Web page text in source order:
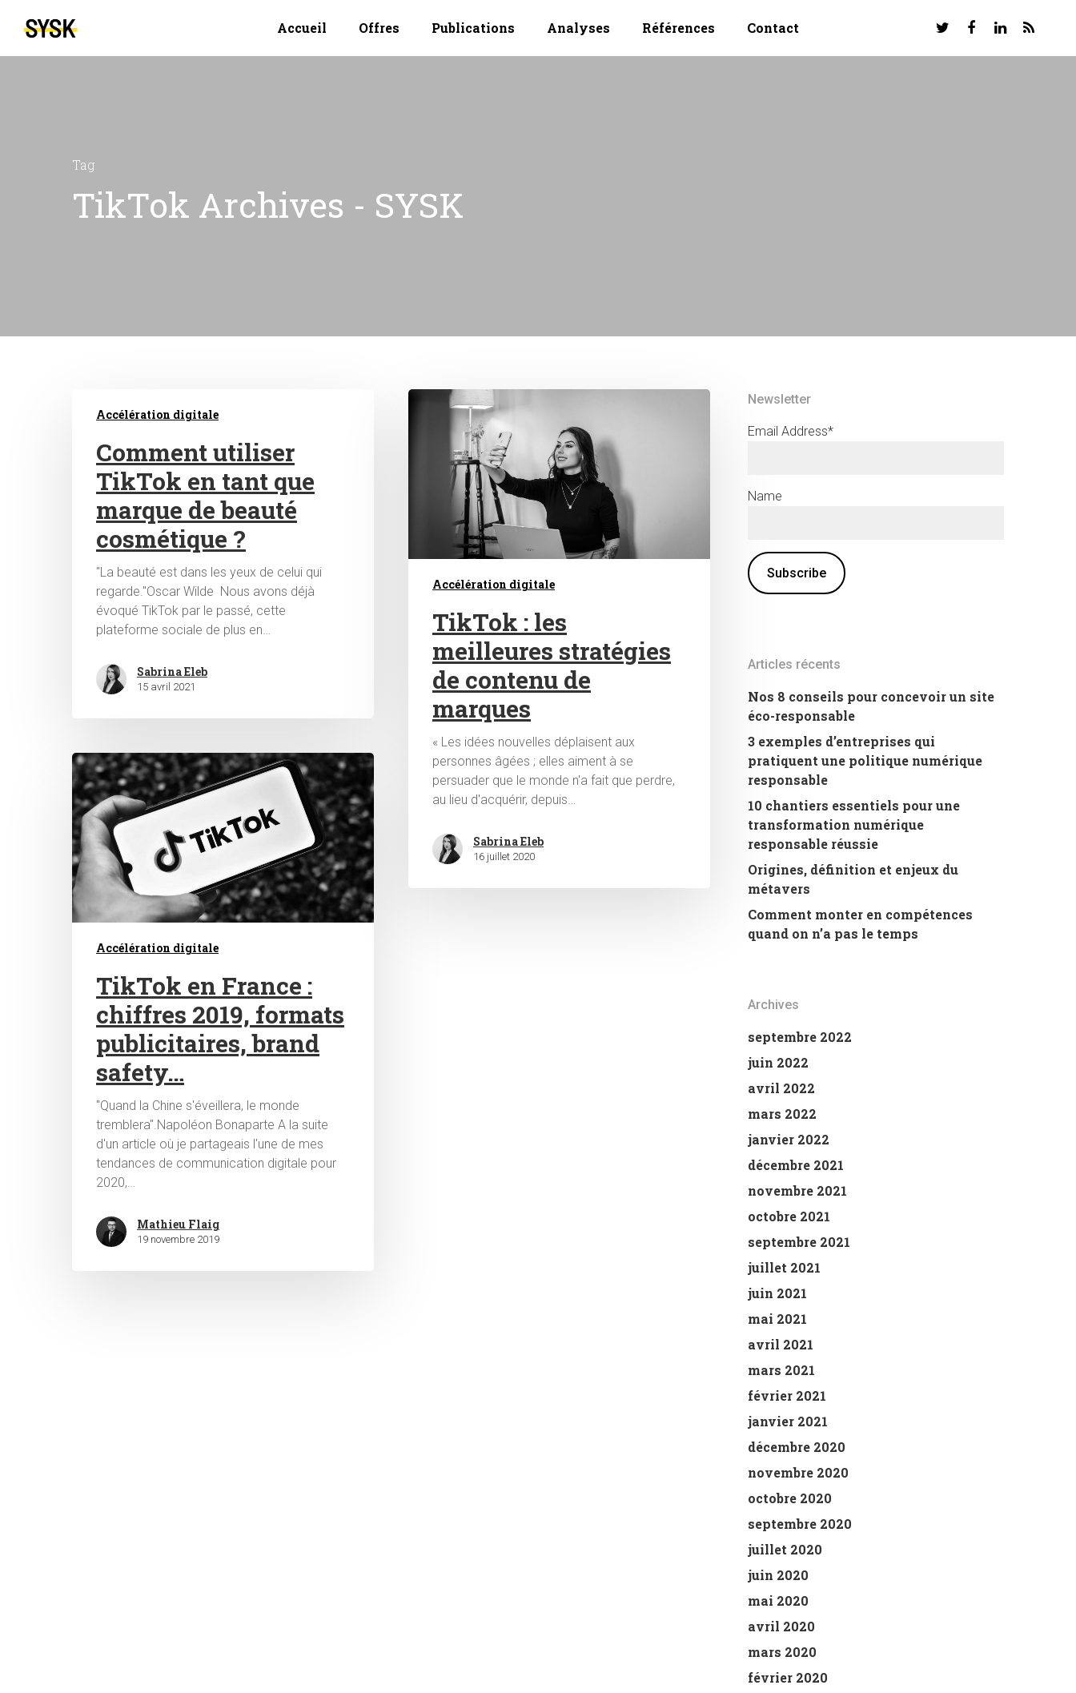
Hit enter to search or ESC to close
Accueil Offres Publications Analyses Références Contact
Tag
TikTok Archives - SYSK
Accélération digitale
Comment utiliser
TikTok en tant que
marque de beauté
cosmétique ?
"La beauté est dans les yeux de celui qui
regarde."Oscar Wilde Nous avons déjà
évoqué TikTok par le passé, cette
plateforme sociale de plus en…
Sabrina Eleb
15 avril 2021
Accélération digitale
TikTok : les
meilleures stratégies
de contenu de
marques
« Les idées nouvelles déplaisent aux
personnes âgées ; elles aiment à se
persuader que le monde n'a fait que perdre,
au lieu d'acquérir, depuis…
Sabrina Eleb
16 juillet 2020
Accélération digitale
TikTok en France :
chiffres 2019, formats
publicitaires, brand
safety…
"Quand la Chine s'éveillera, le monde
tremblera".Napoléon Bonaparte A la suite
d'un article où je partageais l'une de mes
tendances de communication digitale pour
2020,…
Mathieu Flaig
19 novembre 2019
Newsletter
Email Address*
Name
Articles récents
Nos 8 conseils pour concevoir un site
éco-responsable
3 exemples d’entreprises qui
pratiquent une politique numérique
responsable
10 chantiers essentiels pour une
transformation numérique
responsable réussie
Origines, définition et enjeux du
métavers
Comment monter en compétences
quand on n’a pas le temps
Archives
septembre 2022
juin 2022
avril 2022
mars 2022
janvier 2022
décembre 2021
novembre 2021
octobre 2021
septembre 2021
juillet 2021
juin 2021
mai 2021
avril 2021
mars 2021
février 2021
janvier 2021
décembre 2020
novembre 2020
octobre 2020
septembre 2020
juillet 2020
juin 2020
mai 2020
avril 2020
mars 2020
février 2020